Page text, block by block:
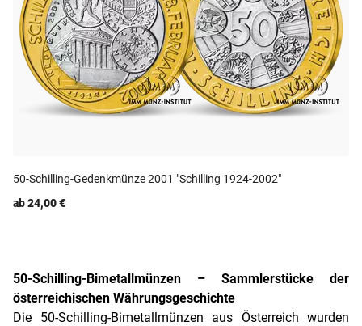
50-Schilling-Gedenkmünze 2001 "Schilling 1924-2002"
ab 24,00 €
50-Schilling-Bimetallmünzen – Sammlerstücke der
österreichischen Währungsgeschichte
Die 50-Schilling-Bimetallmünzen aus Österreich wurden